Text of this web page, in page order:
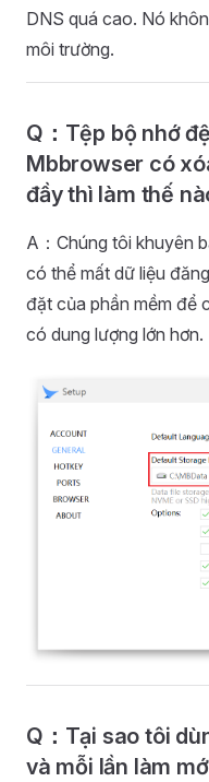
DNS quá cao. Nó
môi trường.
Q：Tệp bộ nhớ
Mbbrowser có
đầy thì làm thế
A：Chúng tôi khuyên
có thể mất dữ liệu
đặt của phần mềm để
có dung lượng lớn hơn.
Q：Tại sao tôi
và mỗi lần làm